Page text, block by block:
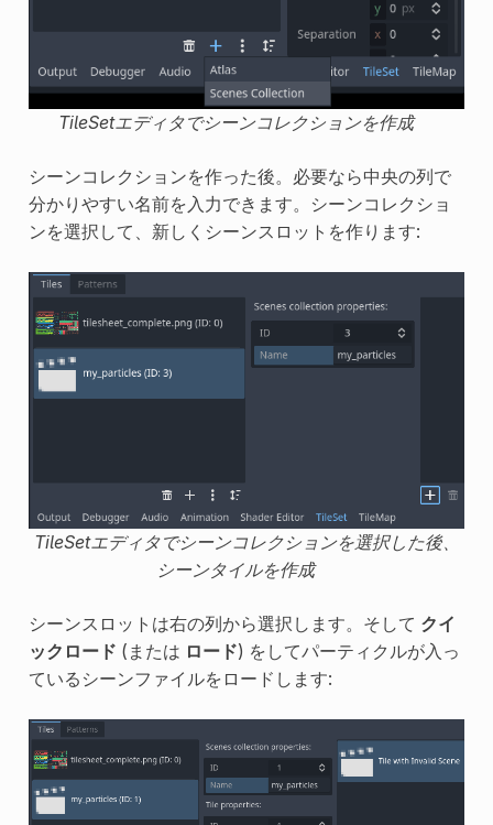
TileSetエディタでシーンコレクションを作成
シーンコレクションを作った後。必要なら中央の列で
分かりやすい名前を入力できます。シーンコレクショ
ンを選択して、新しくシーンスロットを作ります:
TileSetエディタでシーンコレクションを選択した後、
シーンタイルを作成
シーンスロットは右の列から選択します。そして クイ
ックロード (または ロード) をしてパーティクルが入っ
ているシーンファイルをロードします: